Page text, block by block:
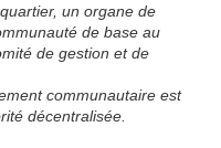
un organe de
de base au
de gestion et de
communautaire est
décentralisée.